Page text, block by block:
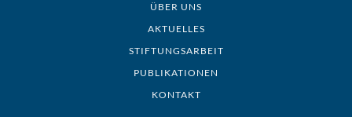
ÜBER UNS
AKTUELLES
STIFTUNGSARBEIT
PUBLIKATIONEN
KONTAKT